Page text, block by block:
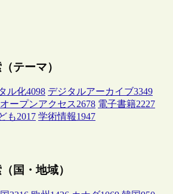
テーマ）
ル化4098 デジタルアーカイブ3349
オープンアクセス2678 電子書籍2227
も2017 学術情報1947
国・地域）